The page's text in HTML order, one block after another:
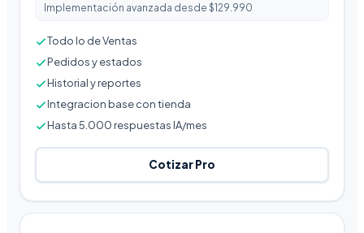
Implementación avanzada desde $129.990
Todo lo de Ventas
Pedidos y estados
Historial y reportes
Integracion base con tienda
Hasta 5.000 respuestas IA/mes
Cotizar Pro